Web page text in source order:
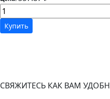
Купить
СВЯЖИТЕСЬ КАК ВАМ